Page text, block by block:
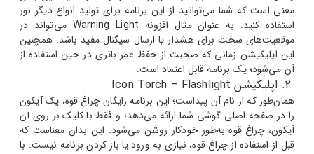
معنی است که شما می‌توانید از این برنامه برای تولید انواع دیگر نور
استفاده کنید. به عنوان مثال افزونه Warning Light می‌تواند در
موقعیت‌های سخت برای هشدار یا ارسال سیگنال مفید باشد. همچنین
این اپلیکیشن زمانی که صحبت از حفظ عمر باتری در حین استفاده از
آن می‌شود؛ یک برنامه قابل اعتماد است.
2. اپلیکیشن Icon Torch – Flashlight
همان‌طور که از نام آن پیداست؛ این برنامه رایگان چراغ قوه، یک آیکون
را در صفحه اصلی گوشی شما ارائه می‌دهد؛ و فقط با کلیک بر روی آن
آیکون، چراغ قوه به‌طور خودکار روشن می‌شود. این بدان معناست که
قبل از استفاده از چراغ قوه، نیازی به ورود یا باز کردن برنامه نیست. با